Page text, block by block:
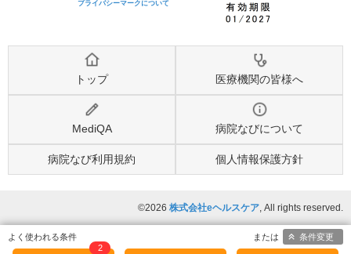
プライバシーマークについて
トップ 医療機関の皆様へ
MediQA 病院なびについて
病院なび利用規約 個人情報保護方針
©2026 株式会社eヘルスケア, All rights reserved.
2
条件変更